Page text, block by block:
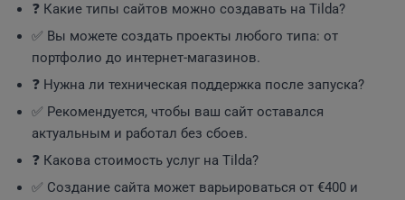
❓ Какие типы сайтов можно создавать на Tilda?
✅ Вы можете создать проекты любого типа: от
портфолио до интернет-магазинов.
❓ Нужна ли техническая поддержка после запуска?
✅ Рекомендуется, чтобы ваш сайт оставался
актуальным и работал без сбоев.
❓ Какова стоимость услуг на Tilda?
✅ Создание сайта может варьироваться от €400 и